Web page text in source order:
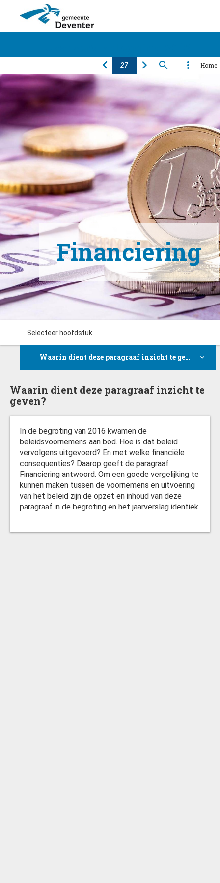
Algemeen Financiën Programma's
Producten Paragrafen Bijlagen
Home
Financiering
Selecteer hoofdstuk
Waarin dient deze paragraaf inzicht te geven?
Sturen, beheersen en verantwoorden
Interne en externe ontwikkelingen
Gemeentefinanciering
Risicobeheer
Waarin dient deze paragraaf inzicht te
geven?
In de begroting van 2016 kwamen de
beleidsvoornemens aan bod. Hoe is dat beleid
vervolgens uitgevoerd? En met welke financiële
consequenties? Daarop geeft de paragraaf
Financiering antwoord. Om een goede vergelijking te
kunnen maken tussen de voornemens en uitvoering
van het beleid zijn de opzet en inhoud van deze
paragraaf in de begroting en het jaarverslag identiek.